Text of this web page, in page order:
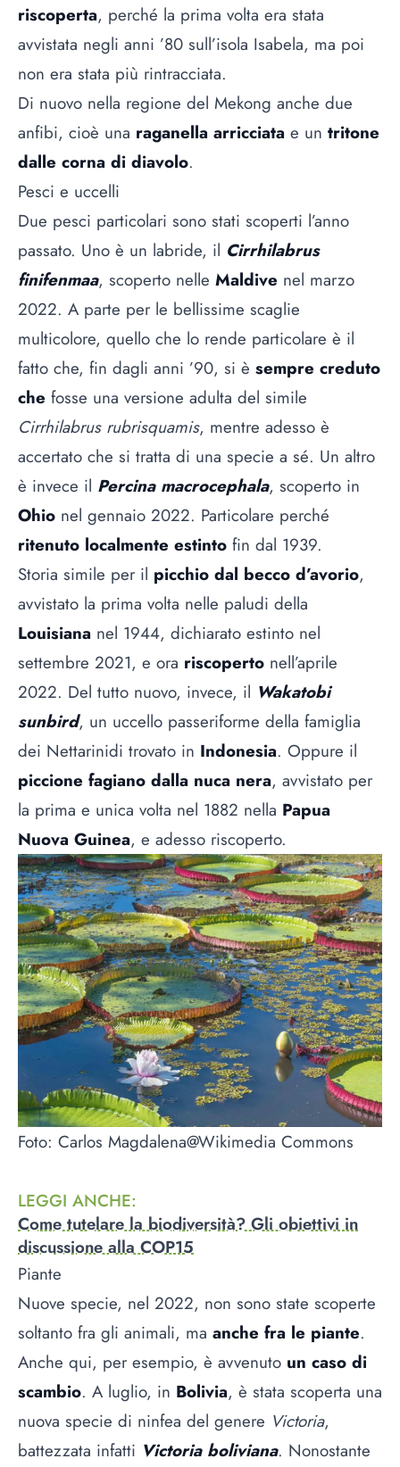
riscoperta, perché la prima volta era stata
avvistata negli anni ’80 sull’isola Isabela, ma poi
non era stata più rintracciata.
Di nuovo nella regione del Mekong anche due
anfibi, cioè una raganella arricciata e un tritone
dalle corna di diavolo.
Pesci e uccelli
Due pesci particolari sono stati scoperti l’anno
passato. Uno è un labride, il Cirrhilabrus
finifenmaa, scoperto nelle Maldive nel marzo
2022. A parte per le bellissime scaglie
multicolore, quello che lo rende particolare è il
fatto che, fin dagli anni ’90, si è sempre creduto
che fosse una versione adulta del simile
Cirrhilabrus rubrisquamis, mentre adesso è
accertato che si tratta di una specie a sé. Un altro
è invece il Percina macrocephala, scoperto in
Ohio nel gennaio 2022. Particolare perché
ritenuto localmente estinto fin dal 1939.
Storia simile per il picchio dal becco d’avorio,
avvistato la prima volta nelle paludi della
Louisiana nel 1944, dichiarato estinto nel
settembre 2021, e ora riscoperto nell’aprile
2022. Del tutto nuovo, invece, il Wakatobi
sunbird, un uccello passeriforme della famiglia
dei Nettarinidi trovato in Indonesia. Oppure il
piccione fagiano dalla nuca nera, avvistato per
la prima e unica volta nel 1882 nella Papua
Nuova Guinea, e adesso riscoperto.
Foto: Carlos Magdalena@Wikimedia Commons
LEGGI ANCHE:
Come tutelare la biodiversità? Gli obiettivi in
discussione alla COP15
Piante
Nuove specie, nel 2022, non sono state scoperte
soltanto fra gli animali, ma anche fra le piante.
Anche qui, per esempio, è avvenuto un caso di
scambio. A luglio, in Bolivia, è stata scoperta una
nuova specie di ninfea del genere Victoria,
battezzata infatti Victoria boliviana. Nonostante